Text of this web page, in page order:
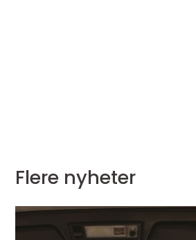
Flere nyheter